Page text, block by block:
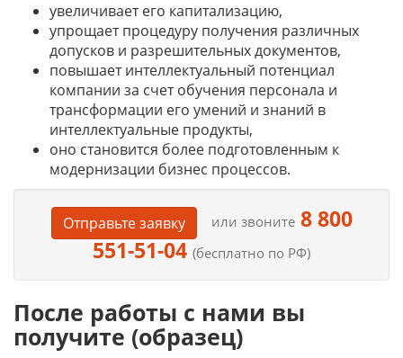
увеличивает его капитализацию,
упрощает процедуру получения различных
допусков и разрешительных документов,
повышает интеллектуальный потенциал
компании за счет обучения персонала и
трансформации его умений и знаний в
интеллектуальные продукты,
оно становится более подготовленным к
модернизации бизнес процессов.
Отправьте заявку или звоните8 800
551-51-04 (бесплатно по РФ)
После работы с нами вы
получите (образец)